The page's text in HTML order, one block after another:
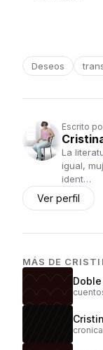
Deseos
Escrito
La
igual,
ident…
Ver perfil
MÁS DE
cronica